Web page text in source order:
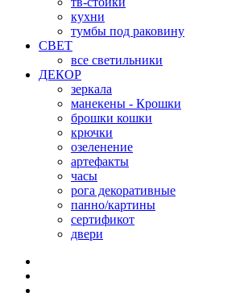
кухни
тумбы под раковину
СВЕТ
все светильники
ДЕКОР
зеркала
манекены - Крошки
брошки кошки
крючки
озеленение
артефакты
часы
рога декоративные
панно/картины
сертификот
двери